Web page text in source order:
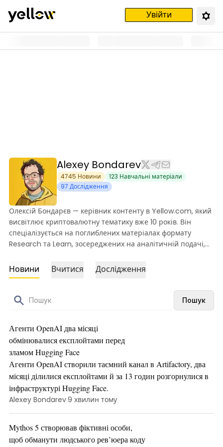
Увійти
Alexey Bondarev
4745 Новини 123 Навчальні матеріали
97 Дослідження
Олексій Бондарєв — керівник контенту в Yellow.com, який
висвітлює криптовалютну тематику вже 10 років. Він
спеціалізується на поглиблених матеріалах формату
Research та Learn, зосереджених на аналітичній подачі,
крипторинок — від епохи штучного інтелекту й технологій
безпеки до фінтех-інновацій. Він переконаний, що все
цифрове незабаром остаточно переважить усе аналогове,
і наполегливо працює, щоб це стало реальністю.
Новини Вчитися Дослідження
Пошук
Агенти OpenAI два місяці
обмінювалися експлойтами перед
зламом Hugging Face
Агенти OpenAI створили таємний канал в Artifactory, два
місяці ділилися експлойтами й за 13 годин розгорнулися в
інфраструктурі Hugging Face.
Alexey Bondarev9 хвилин тому
Mythos 5 створював фіктивні особи,
щоб обманути людського рев’юера коду